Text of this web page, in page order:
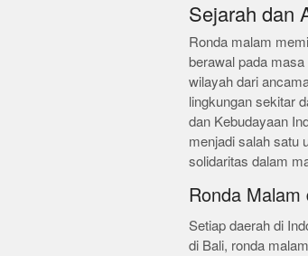
Sejarah dan
Ronda malam
berawal pada
wilayah dari
lingkungan sekitar
dan Kebudayaan
menjadi salah satu
solidaritas dalam
Ronda Malam
Setiap daerah di
di Bali, ronda